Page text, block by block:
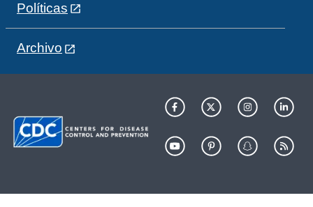
Políticas
Archivo